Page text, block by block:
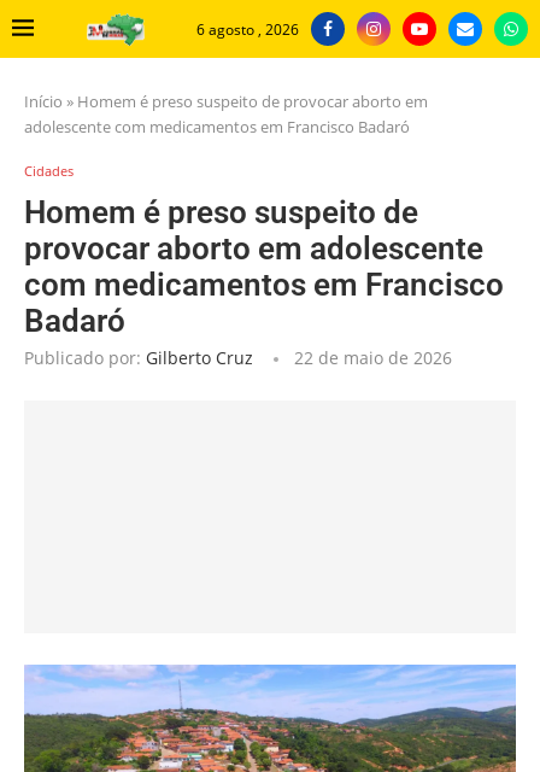
6 agosto , 2026
Início » Homem é preso suspeito de provocar aborto em
adolescente com medicamentos em Francisco Badaró
Cidades
Homem é preso suspeito de
provocar aborto em adolescente
com medicamentos em Francisco
Badaró
Publicado por: Gilberto Cruz 22 de maio de 2026